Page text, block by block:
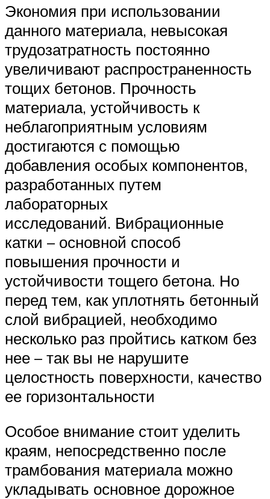
Экономия при использовании
данного материала, невысокая
трудозатратность постоянно
увеличивают распространенность
тощих бетонов. Прочность
материала, устойчивость к
неблагоприятным условиям
достигаются с помощью
добавления особых компонентов,
разработанных путем
лабораторных
исследований. Вибрационные
катки – основной способ
повышения прочности и
устойчивости тощего бетона. Но
перед тем, как уплотнять бетонный
слой вибрацией, необходимо
несколько раз пройтись катком без
нее – так вы не нарушите
целостность поверхности, качество
ее горизонтальности
Особое внимание стоит уделить
краям, непосредственно после
трамбования материала можно
укладывать основное дорожное